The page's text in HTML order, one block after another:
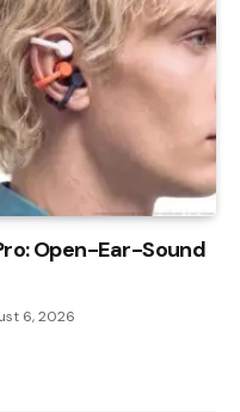
Open-Ear-Sound
6, 2026